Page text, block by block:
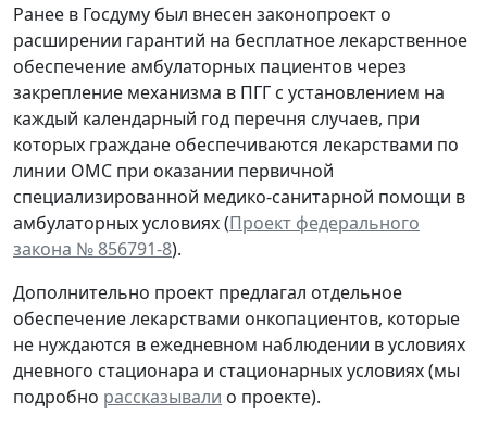
Ранее в Госдуму был внесен законопроект о
расширении гарантий на бесплатное лекарственное
обеспечение амбулаторных пациентов через
закрепление механизма в ПГГ с установлением на
каждый календарный год перечня случаев, при
которых граждане обеспечиваются лекарствами по
линии ОМС при оказании первичной
специализированной медико-санитарной помощи в
амбулаторных условиях (Проект федерального
закона № 856791-8).
Дополнительно проект предлагал отдельное
обеспечение лекарствами онкопациентов, которые
не нуждаются в ежедневном наблюдении в условиях
дневного стационара и стационарных условиях (мы
подробно рассказывали о проекте).